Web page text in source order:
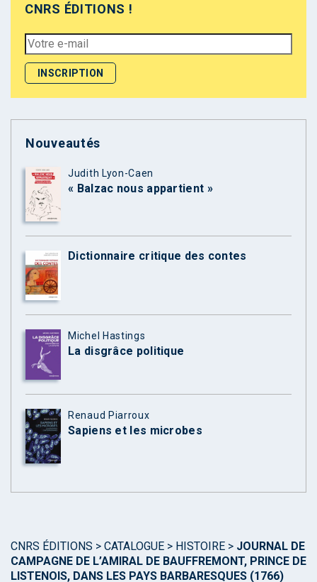
CNRS ÉDITIONS !
Nouveautés
Judith Lyon-Caen
« Balzac nous appartient »
Dictionnaire critique des contes
Michel Hastings
La disgrâce politique
Renaud Piarroux
Sapiens et les microbes
CNRS ÉDITIONS > CATALOGUE > HISTOIRE > JOURNAL DE
CAMPAGNE DE L’AMIRAL DE BAUFFREMONT, PRINCE DE
LISTENOIS, DANS LES PAYS BARBARESQUES (1766)